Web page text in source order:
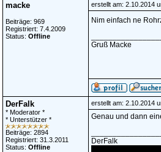
macke
Beiträge: 969
Registriert: 7.4.2009
Status: Offline
erstellt am: 2.10.2014
Nim einfach ne
Gruß Macke
DerFalk
* Moderator *
* Unterstützer *
Beiträge: 2894
Registriert: 31.3.2011
Status: Offline
erstellt am: 2.10.2014
Genau und dann
DerFalk